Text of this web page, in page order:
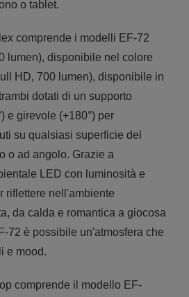
o tablet.
comprende i modelli EF-72
lumen), disponibile nel colore
HD, 700 lumen), disponibile in
dotati di un supporto
e girevole (+180°) per
su qualsiasi superficie del
o ad angolo. Grazie a
LED con luminosità e
riflettere nell'ambiente
da calda e romantica a giocosa
72 è possibile un'atmosfera che
e mood.
comprende il modello EF-